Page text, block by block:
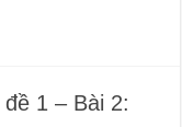
1 – Bài 2: